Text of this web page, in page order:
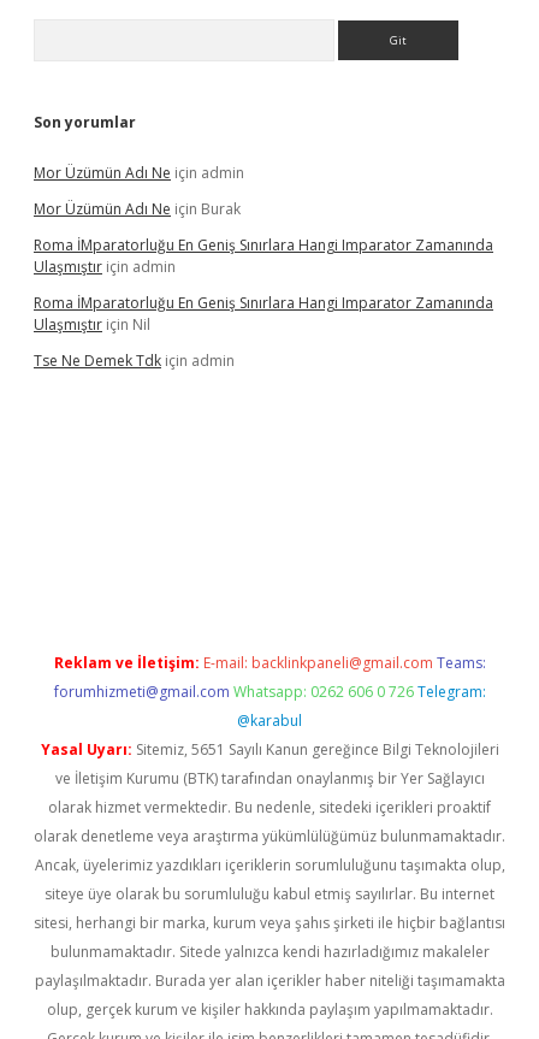
Son yorumlar
Mor Üzümün Adı Ne için admin
Mor Üzümün Adı Ne için Burak
Roma İMparatorluğu En Geniş Sınırlara Hangi Imparator Zamanında
Ulaşmıştır için admin
Roma İMparatorluğu En Geniş Sınırlara Hangi Imparator Zamanında
Ulaşmıştır için Nil
Tse Ne Demek Tdk için admin
Reklam ve İletişim: E-mail: backlinkpaneli@gmail.com Teams:
forumhizmeti@gmail.com Whatsapp: 0262 606 0 726 Telegram:
@karabul
Yasal Uyarı: Sitemiz, 5651 Sayılı Kanun gereğince Bilgi Teknolojileri
ve İletişim Kurumu (BTK) tarafından onaylanmış bir Yer Sağlayıcı
olarak hizmet vermektedir. Bu nedenle, sitedeki içerikleri proaktif
olarak denetleme veya araştırma yükümlülüğümüz bulunmamaktadır.
Ancak, üyelerimiz yazdıkları içeriklerin sorumluluğunu taşımakta olup,
siteye üye olarak bu sorumluluğu kabul etmiş sayılırlar. Bu internet
sitesi, herhangi bir marka, kurum veya şahıs şirketi ile hiçbir bağlantısı
bulunmamaktadır. Sitede yalnızca kendi hazırladığımız makaleler
paylaşılmaktadır. Burada yer alan içerikler haber niteliği taşımamakta
olup, gerçek kurum ve kişiler hakkında paylaşım yapılmamaktadır.